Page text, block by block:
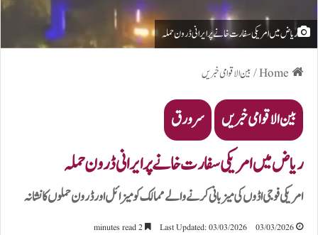
ریاض میں امریکی سفارت خانے پر ایرانی ڈرون حملہ
/بین الاقوامی خبریں
بین الاقوامی خبریں سرورق
ریاض میں امریکی سفارت خانے پر ایرانی ڈرون حملہ
امریکی فوجی اڈوں کی میزبانی کرنے والے ممالک کو میزائل اور ڈرون حملوں کا نشانہ
03/03/2026
Last Updated: 03/03/2026